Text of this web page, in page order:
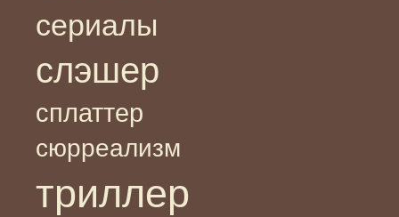
сериалы
слэшер
сплаттер
сюрреализм
триллер